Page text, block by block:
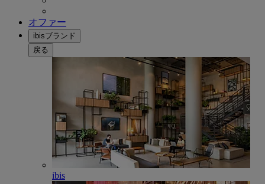
オファー
ibisブランド
戻る
ibis